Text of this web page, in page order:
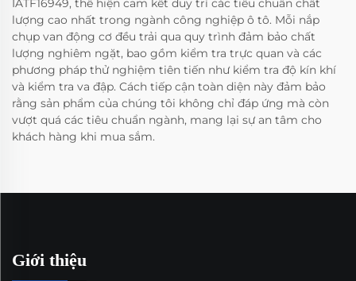
IATF16949, thể hiện cam kết duy trì các tiêu chuẩn chất
lượng cao nhất trong ngành công nghiệp ô tô. Mỗi nắp
chụp van động cơ đều trải qua quy trình đảm bảo chất
lượng nghiêm ngặt, bao gồm kiểm tra trực quan và các
phương pháp thử nghiệm tiên tiến như kiểm tra độ kín khí
và kiểm tra va đập. Cách tiếp cận toàn diện này đảm bảo
rằng sản phẩm của chúng tôi không chỉ đáp ứng mà còn
vượt quá các tiêu chuẩn ngành, mang lại sự an tâm cho
khách hàng khi mua sắm.
Giới thiệu